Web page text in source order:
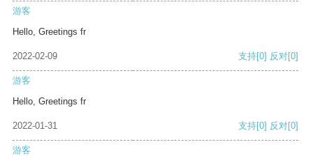
游客
Hello, Greetings fr
2022-02-09 支持[0] 反对[0]
游客
Hello, Greetings fr
2022-01-31 支持[0] 反对[0]
游客